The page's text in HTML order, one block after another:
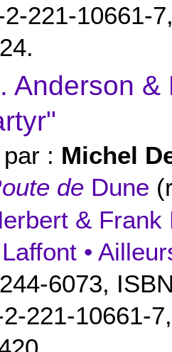
221-10661-7
Anderson &
: Michel
de Dune
& Frank
•
6073,
221-10661-7